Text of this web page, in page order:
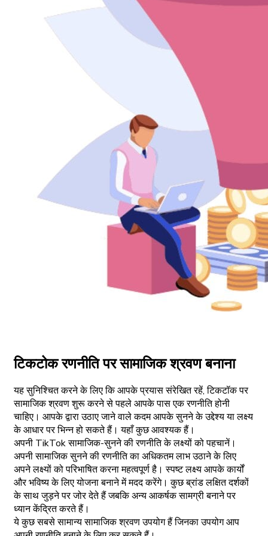
टिकटोक रणनीति पर सामाजिक श्रवण बनाना
यह सुनिश्चित करने के लिए कि आपके प्रयास संरेखित रहें, टिकटॉक पर
सामाजिक श्रवण शुरू करने से पहले आपके पास एक रणनीति होनी
चाहिए। आपके द्वारा उठाए जाने वाले कदम आपके सुनने के उद्देश्य या लक्ष्य
के आधार पर भिन्न हो सकते हैं। यहाँ कुछ आवश्यक हैं।
अपनी TikTok सामाजिक-सुनने की रणनीति के लक्ष्यों को पहचानें।
अपनी सामाजिक सुनने की रणनीति का अधिकतम लाभ उठाने के लिए
अपने लक्ष्यों को परिभाषित करना महत्वपूर्ण है। स्पष्ट लक्ष्य आपके कार्यों
और भविष्य के लिए योजना बनाने में मदद करेंगे। कुछ ब्रांड लक्षित दर्शकों
के साथ जुड़ने पर जोर देते हैं जबकि अन्य आकर्षक सामग्री बनाने पर
ध्यान केंद्रित करते हैं।
ये कुछ सबसे सामान्य सामाजिक श्रवण उपयोग हैं जिनका उपयोग आप